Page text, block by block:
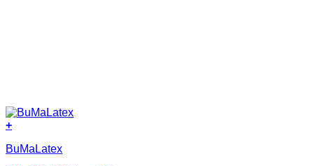
+
BuMaLatex